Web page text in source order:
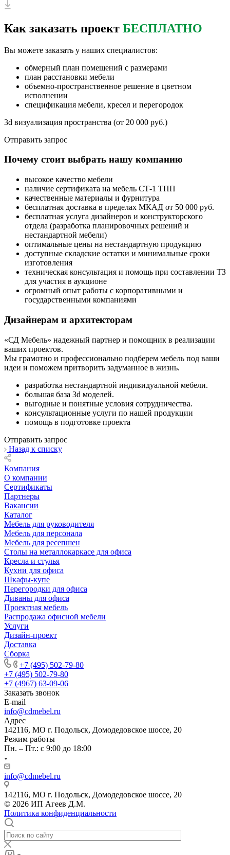
Как заказать проект БЕСПЛАТНО
Вы можете заказать у наших специалистов:
обмерный план помещений с размерами
план расстановки мебели
объемно-пространственное решение в цветном
исполнении
спецификация мебели, кресел и перегородок
3d визуализация пространства (от 20 000 руб.)
Отправить запрос
Почему стоит выбрать нашу компанию
высокое качество мебели
наличие сертификата на мебель СТ-1 ТПП
качественные материалы и фурнитура
бесплатная доставка в пределах МКАД от 50 000 руб.
бесплатная услуга дизайнеров и конструкторского
отдела (разработка планировочных решений и
нестандартной мебели)
оптимальные цены на нестандартную продукцию
доступные складские остатки и минимальные сроки
изготовления
техническая консультация и помощь при составлении ТЗ
для участия в аукционе
огромный опыт работы с корпоративными и
государственными компаниями
Дизайнерам и архитекторам
«СД Мебель» надежный партнер и помощник в реализации
ваших проектов.
Мы грамотно и профессионально подберем мебель под ваши
идеи и поможем притворить задуманное в жизнь.
разработка нестандартной индивидуальной мебели.
большая база 3d моделей.
выгодные и понятные условия сотрудничества.
консультационные услуги по нашей продукции
помощь в подготовке проекта
Отправить запрос
Назад к списку
Компания
О компании
Сертификаты
Партнеры
Вакансии
Каталог
Мебель для руководителя
Мебель для персонала
Мебель для ресепшен
Столы на металлокаркасе для офиса
Кресла и стулья
Кухни для офиса
Шкафы-купе
Перегородки для офиса
Диваны для офиса
Проектная мебель
Распродажа офисной мебели
Услуги
Дизайн-проект
Доставка
Сборка
+7 (495) 502-79-80
+7 (495) 502-79-80
+7 (4967) 63-09-06
Заказать звонок
E-mail
info@cdmebel.ru
Адрес
142116, МО г. Подольск, Домодедовское шоссе, 20
Режим работы
Пн. – Пт.: с 9:00 до 18:00
info@cdmebel.ru
142116, МО г. Подольск, Домодедовское шоссе, 20
© 2026 ИП Агеев Д.М.
Политика конфиденциальности